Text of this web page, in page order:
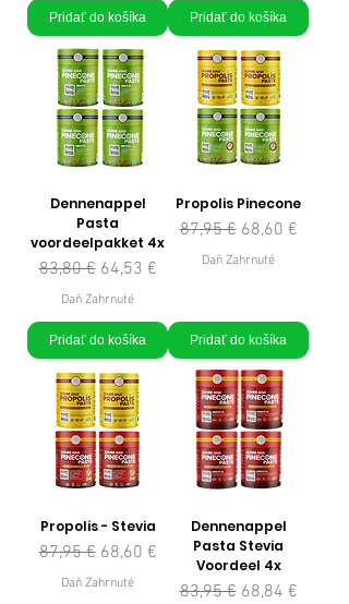
Pridať do košíka Pridať do košíka
Dennenappel
Pasta
voordeelpakket 4x
Normálna cena
83,80 € Zľavnená cena
64,53 €
Daň Zahrnuté
Pridať do košíka
Propolis Pinecone
Normálna cena
87,95 € Zľavnená cena
68,60 €
Daň Zahrnuté
Pridať do košíka
Propolis - Stevia
Normálna cena
87,95 € Zľavnená cena
68,60 €
Daň Zahrnuté
Dennenappel
Pasta Stevia
Voordeel 4x
Normálna cena
83,95 € Zľavnená cena
68,84 €